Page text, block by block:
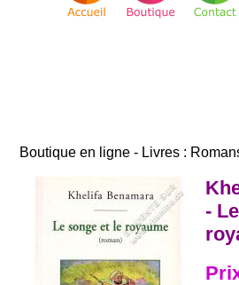
Boutique en ligne - Livres :
-